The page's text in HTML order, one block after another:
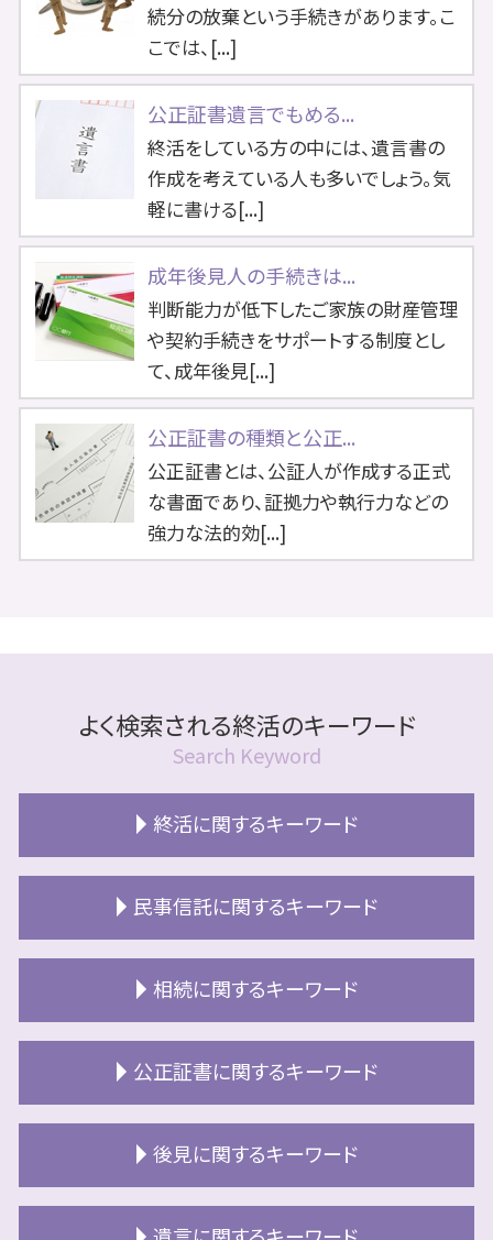
続分の放棄という手続きがあります。こ
こでは、[...]
公正証書遺言でもめる...
終活をしている方の中には、遺言書の
作成を考えている人も多いでしょう。気
軽に書ける[...]
成年後見人の手続きは...
判断能力が低下したご家族の財産管理
や契約手続きをサポートする制度とし
て、成年後見[...]
公正証書の種類と公正...
公正証書とは、公証人が作成する正式
な書面であり、証拠力や執行力などの
強力な法的効[...]
よく検索される終活のキーワード
Search Keyword
終活に関するキーワード
終活 独身 男性
終活 江別市
終活 財産整理
終活とは 何をする
終活 独身 女性
終活 ライフケアプランナー
おひとりさま 終活
終活 デメリット
リースバック 不動産
民事信託に関するキーワード
民事信託 家族信託
空き家 対策
民事信託 やり方
民事信託 手続き
民事信託 売買契約
民事信託 目的
相続に関するキーワード
相続放棄 手続き
相続 認知
相続 認知症 診断書
空き家 相続
公正証書に関するキーワード
公正証書とは 不動産
公正証書とは 相続
公正証書遺言
後見に関するキーワード